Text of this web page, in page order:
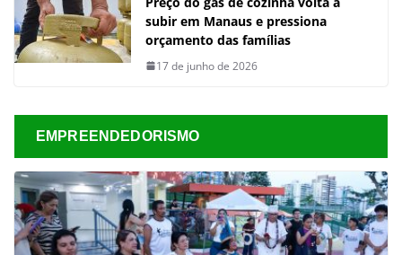
subir em Manaus e pressiona
orçamento das famílias
17 de junho de 2026
EMPREENDEDORISMO